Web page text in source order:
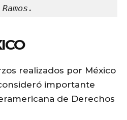
realizados por México
importante
de Derechos